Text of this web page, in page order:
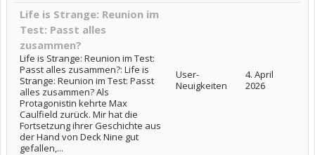
Life is Strange: Reunion im
Test: Passt alles
zusammen?
Life is Strange: Reunion im Test:
Passt alles zusammen?: Life is
Strange: Reunion im Test: Passt
alles zusammen? Als
Protagonistin kehrte Max
Caulfield zurück. Mir hat die
Fortsetzung ihrer Geschichte aus
der Hand von Deck Nine gut
gefallen,...
User-
Neuigkeiten
4. April
2026